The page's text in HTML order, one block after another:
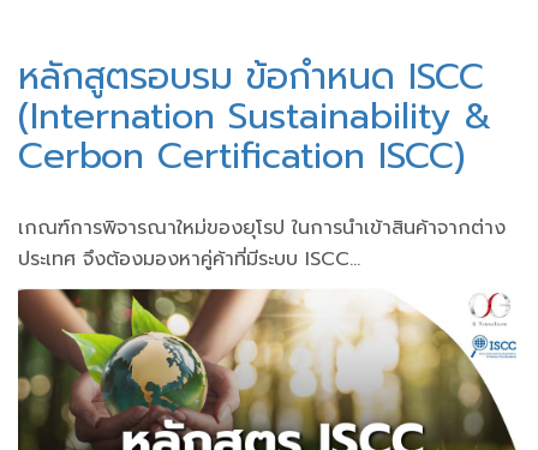
หลักสูตรอบรม ข้อกําหนด ISCC
(Internation Sustainability &
Cerbon Certification ISCC)
เกณฑ์การพิจารณาใหม่ของยุโรป ในการนำเข้าสินค้าจากต่าง
ประเทศ จึงต้องมองหาคู่ค้าที่มีระบบ ISCC...